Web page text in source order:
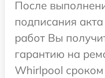
После
подписания
работ Вы
гарантию на
Whirlpool